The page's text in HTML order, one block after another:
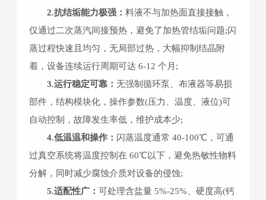
2.抗结垢能力极强：料液不与加热面直接接触，
仅通过二次蒸汽间接预热，避免了加热管结垢问题;闪
蒸过程快速且均匀，无局部过热，大幅抑制结晶附
着，设备连续运行周期可达 6-12 个月;
3.运行稳定可靠：无强制循环泵、布液器等易损
部件，结构模块化，操作参数(压力、温度、液位)可
自动控制，故障发生率低，维护成本少;
4.低温温和操作： 闪蒸温度通常 40-100℃，可通
过真空系统将温度控制在 60℃以下，避免热敏性物料
分解，同时减少腐蚀介质对设备的侵蚀;
5.适配性广：可处理含盐量 5%-25%、硬度高(钙